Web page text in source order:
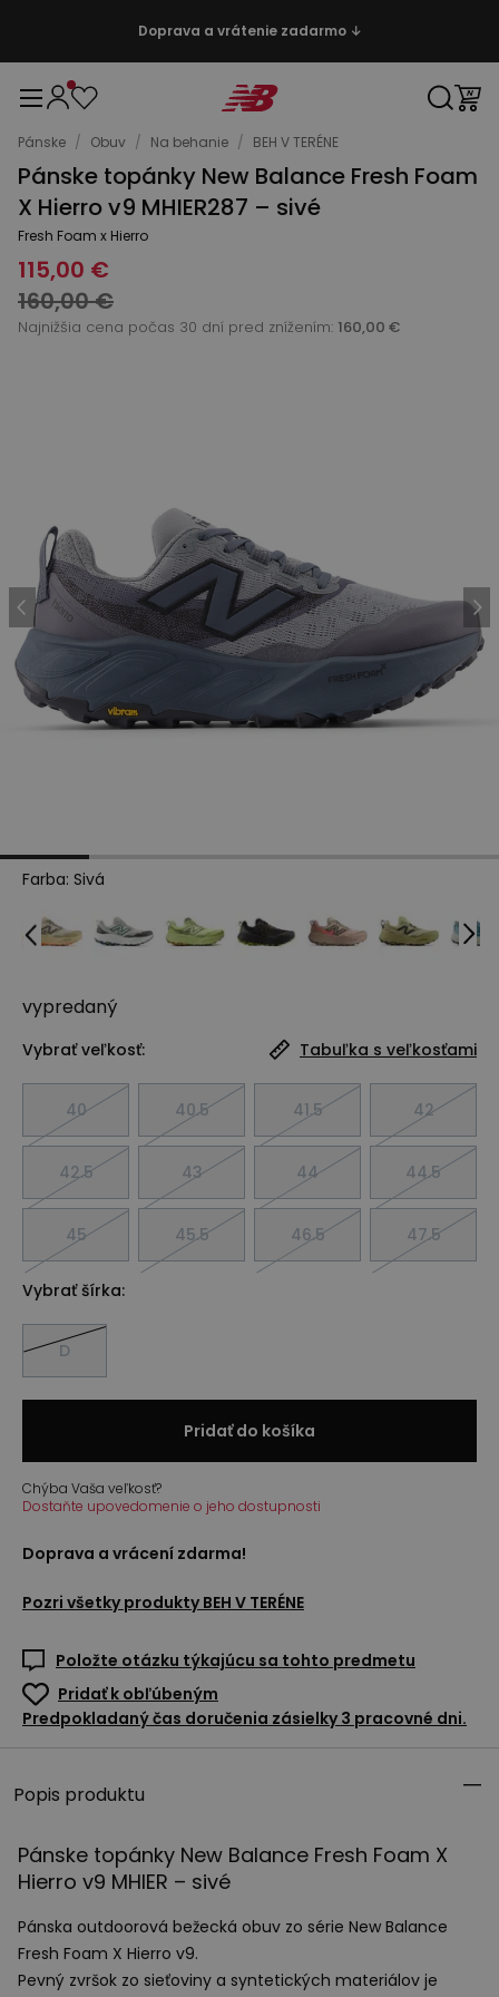
Doprava a vrátenie zadarmo ↓
Pánske / Obuv / Na behanie / BEH V TERÉNE
Pánske topánky New Balance Fresh Foam
X Hierro v9 MHIER287 – sivé
Fresh Foam x Hierro
115,00 €
160,00 €
Najnižšia cena počas 30 dní pred znížením: 160,00 €
Farba: Sivá
vypredaný
Vybrať veľkosť: Tabuľka s veľkosťami
40 40.5 41.5 42
42.5 43 44 44.5
45 45.5 46.5 47.5
Vybrať šírka:
D
Pridať do košíka
Chýba Vaša veľkosť?
Dostaňte upovedomenie o jeho dostupnosti
Doprava a vrácení zdarma!
Pozri všetky produkty BEH V TERÉNE
Položte otázku týkajúcu sa tohto predmetu
Pridať k obľúbeným
Predpokladaný čas doručenia zásielky 3 pracovné dni.
Popis produktu
Pánske topánky New Balance Fresh Foam X
Hierro v9 MHIER – sivé
Pánska outdoorová bežecká obuv zo série New Balance
Fresh Foam X Hierro v9.
Pevný zvršok zo sieťoviny a syntetických materiálov je